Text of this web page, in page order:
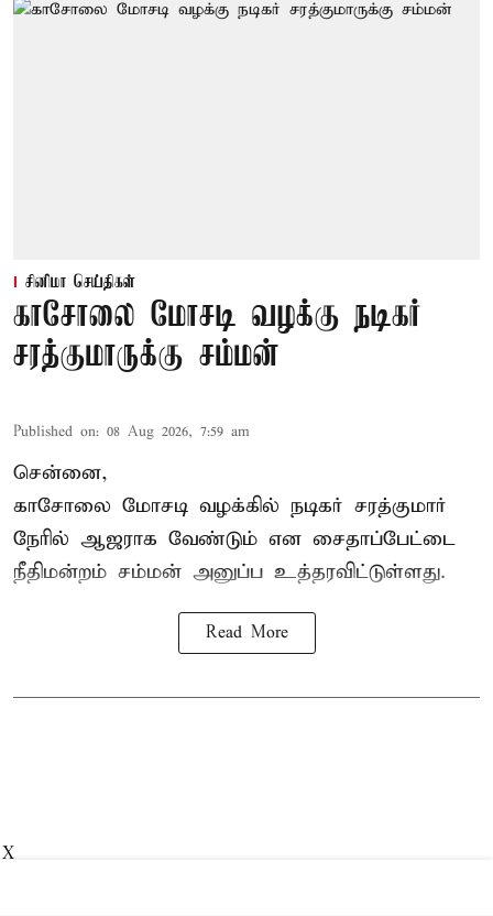
சினிமா செய்திகள்
காசோலை மோசடி வழக்கு நடிகர்
சரத்குமாருக்கு சம்மன்
Published on: 08 Aug 2026, 7:59 am
சென்னை,
காசோலை மோசடி வழக்கில் நடிகர் சரத்குமார்
நேரில் ஆஜராக வேண்டும் என சைதாப்பேட்டை
நீதிமன்றம் சம்மன் அனுப்ப உத்தரவிட்டுள்ளது.
Read More
X